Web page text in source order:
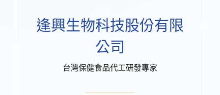
逢興生物科技股份有限
公司
台灣保健食品代工研發專家